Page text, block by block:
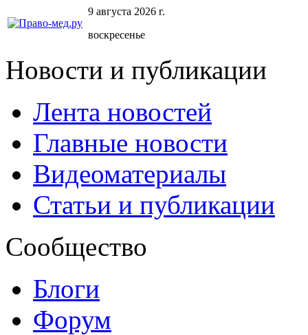
9 августа 2026 г.
воскресенье
Новости и публикации
Лента новостей
Главные новости
Видеоматериалы
Статьи и публикации
Сообщество
Блоги
Форум